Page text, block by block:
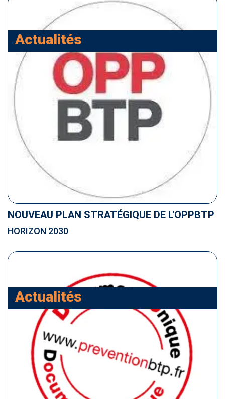
Actualités
NOUVEAU PLAN STRATÉGIQUE DE L'OPPBTP
HORIZON 2030
Actualités